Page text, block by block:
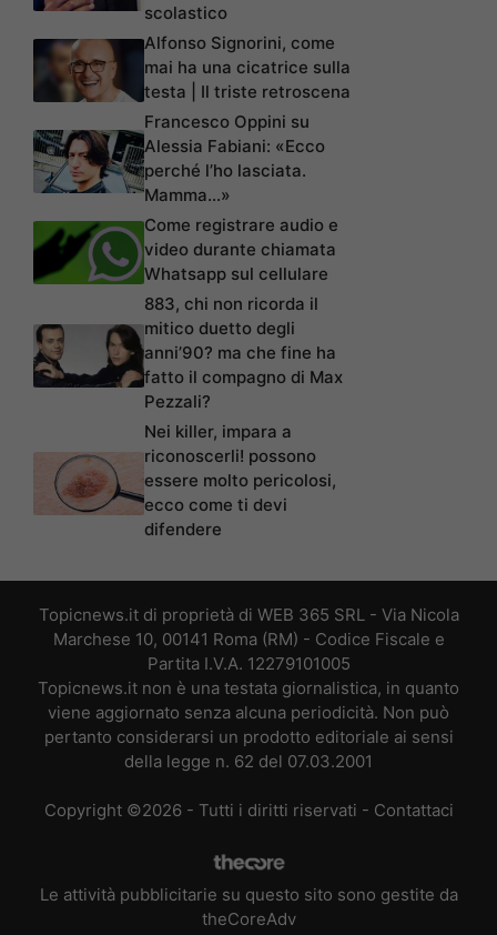
scolastico
Alfonso Signorini, come
mai ha una cicatrice sulla
testa | Il triste retroscena
Francesco Oppini su
Alessia Fabiani: «Ecco
perché l’ho lasciata.
Mamma…»
Come registrare audio e
video durante chiamata
Whatsapp sul cellulare
883, chi non ricorda il
mitico duetto degli
anni’90? ma che fine ha
fatto il compagno di Max
Pezzali?
Nei killer, impara a
riconoscerli! possono
essere molto pericolosi,
ecco come ti devi
difendere
Topicnews.it di proprietà di WEB 365 SRL - Via Nicola
Marchese 10, 00141 Roma (RM) - Codice Fiscale e
Partita I.V.A. 12279101005
Topicnews.it non è una testata giornalistica, in quanto
viene aggiornato senza alcuna periodicità. Non può
pertanto considerarsi un prodotto editoriale ai sensi
della legge n. 62 del 07.03.2001
Copyright ©2026 - Tutti i diritti riservati - Contattaci
Le attività pubblicitarie su questo sito sono gestite da
theCoreAdv